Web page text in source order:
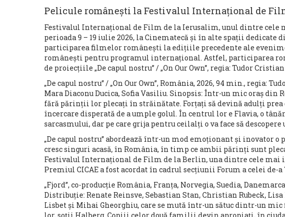
Pelicule românești la Festivalul Internațional de
Festivalul Internațional de Film de la Ierusalim, unul dintre cele
perioada 9 – 19 iulie 2026, la Cinematecă și în alte spații
participarea filmelor românești la edițiile precedente ale
românești pentru programul internațional. Astfel, participarea
de proiecțiile „De capul nostru” / „On Our Own”, regia: Tudor
„De capul nostru” / „On Our Own”, România, 2026, 94 min., regia:
Mara Diaconu Ducica, Sofia Vasiliu. Sinopsis: Într-un mic oraș din
fără părinții lor plecați în străinătate. Forțați să devină adulți
încercare disperată de a umple golul. În centrul lor e Flavia, o
sarcasmului, dar pe care grija pentru ceilalți o va face să descopere
„De capul nostru” abordează într-un mod emoționant și inovator
cresc singuri acasă, în România, în timp ce ambii părinți sunt
Festivalul Internațional de Film de la Berlin, una dintre cele
Premiul CICAE a fost acordat în cadrul secțiunii Forum a celei de-
„Fjord”, co-producție România, Franța, Norvegia, Suedia,
Distribuție: Renate Reinsve, Sebastian Stan, Christian Rubeck,
Lisbet și Mihai Gheorghiu, care se mută într-un sătuc dintr-un